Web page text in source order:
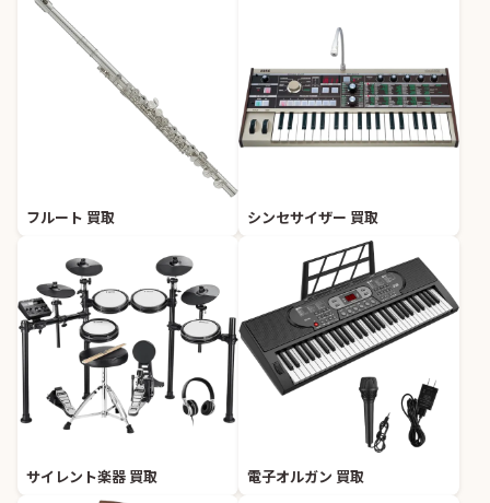
フルート 買取 シンセサイザー 買取
サイレント楽器 買取 電子オルガン 買取